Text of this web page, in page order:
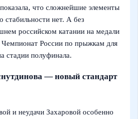
что сложнейшие элементы
стабильности нет. А без
российском катании на медали
Чемпионат России по прыжкам для
стадии полуфинала.
— новый стандарт
и неудачи Захаровой особенно